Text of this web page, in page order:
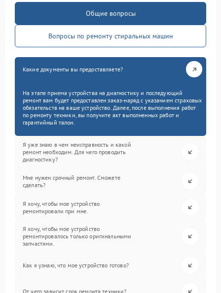
Общие вопросы
Вопросы по ремонту стиральных машин
Какие документы вы предоставляете?
На этапе приема устройства на диагностику и последующий
ремонт вам будет предоставлен заказ-наряд с указанием страховых
обязательств на ваше устройство. Далее, после выполнения работ
по ремонту техники, вы получите акт выполненных работ и
гарантийный талон.
Я уже знаю в чем неисправность и какой
ремонт необходим. Для чего проводить
диагностику?
Мне нужен срочный ремонт. Сможете
сделать?
Я хочу, чтобы мое устройство
ремонтировали при мне.
Я хочу, чтобы мое устройство
ремонтировалось только оригинальными
запчастями.
Как я узнаю, что мое устройство готово?
От чего зависит срок ремонта техники?